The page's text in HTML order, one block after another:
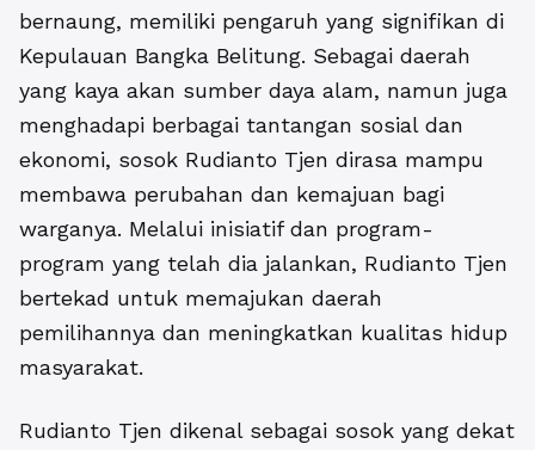
bernaung, memiliki pengaruh yang signifikan di
Kepulauan Bangka Belitung. Sebagai daerah
yang kaya akan sumber daya alam, namun juga
menghadapi berbagai tantangan sosial dan
ekonomi, sosok Rudianto Tjen dirasa mampu
membawa perubahan dan kemajuan bagi
warganya. Melalui inisiatif dan program-
program yang telah dia jalankan, Rudianto Tjen
bertekad untuk memajukan daerah
pemilihannya dan meningkatkan kualitas hidup
masyarakat.
Rudianto Tjen dikenal sebagai sosok yang dekat